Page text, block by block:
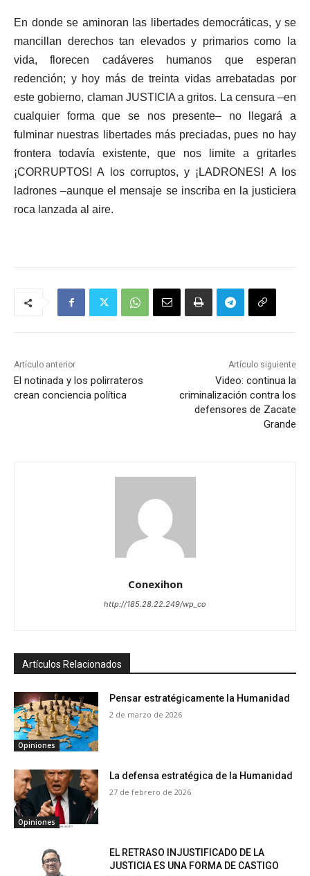
En donde se aminoran las libertades democráticas, y se
mancillan derechos tan elevados y primarios como la
vida, florecen cadáveres humanos que esperan
redención; y hoy más de treinta vidas arrebatadas por
este gobierno, claman JUSTICIA a gritos. La censura –en
cualquier forma que se nos presente– no llegará a
fulminar nuestras libertades más preciadas, pues no hay
frontera todavía existente, que nos limite a gritarles
¡CORRUPTOS! A los corruptos, y ¡LADRONES! A los
ladrones –aunque el mensaje se inscriba en la justiciera
roca lanzada al aire.
Artículo anterior
El notinada y los polirrateros
crean conciencia política
Artículo siguiente
Video: continua la
criminalización contra los
defensores de Zacate
Grande
Conexihon
http://185.28.22.249/wp_co
Artículos Relacionados
Opiniones
Pensar estratégicamente la Humanidad
2 de marzo de 2026
Opiniones
La defensa estratégica de la Humanidad
27 de febrero de 2026
EL RETRASO INJUSTIFICADO DE LA
JUSTICIA ES UNA FORMA DE CASTIGO